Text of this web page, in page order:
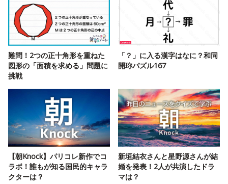
難問！2つの正十角形を重ねた
図形の「面積を求める」問題に
挑戦
「？」に入る漢字はなに？和同
開珎パズル167
【朝Knock】パリコレ新作でコ
ラボ！誰もが知る国民的キャラ
クターは？
新垣結衣さんと星野源さんが結
婚を発表！2人が共演したドラ
マは？